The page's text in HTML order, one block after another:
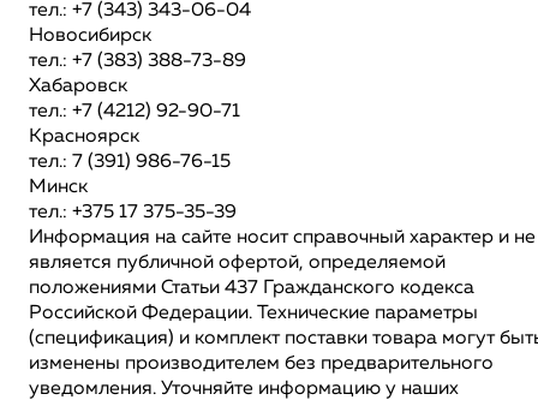
тел.: +7 (343) 343-06-04
Новосибирск
тел.: +7 (383) 388-73-89
Хабаровск
тел.: +7 (4212) 92-90-71
Красноярск
тел.: 7 (391) 986-76-15
Минск
тел.: +375 17 375-35-39
Информация на сайте носит справочный характер и не
является публичной офертой, определяемой
положениями Статьи 437 Гражданского кодекса
Российской Федерации. Технические параметры
(спецификация) и комплект поставки товара могут
изменены производителем без предварительного
уведомления. Уточняйте информацию у наших